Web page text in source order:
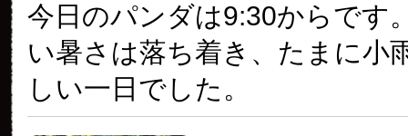
今日のパンダは9:30からです
い暑さは落ち着き、たまに小
しい一日でした。